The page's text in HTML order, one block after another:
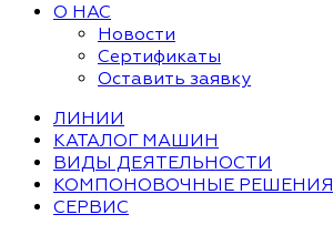
О НАС
Новости
Сертификаты
Оставить заявку
ЛИНИИ
КАТАЛОГ МАШИН
ВИДЫ ДЕЯТЕЛЬНОСТИ
КОМПОНОВОЧНЫЕ РЕШЕНИЯ
СЕРВИС